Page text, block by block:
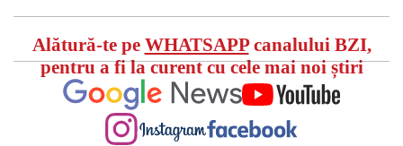
Alătură-te pe WHATSAPPcanalului BZI,
pentru a fi la curent cu cele mai noi știri